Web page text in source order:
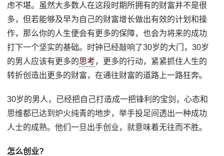
虑不堪。虽然大多数人在这段时期所拥有的财富并不是很
多，但若能够及早为自己的财富增长做出有效的计划和操
作，那么你的人生便会有更多的保障，也会为将来的成功
打下一个坚实的基础。时钟已经敲响了30岁的大门，30岁
的男人应该有更多的思考，更多的行动，紧紧抓住人生的
转折创造出更多的财富，在通往财富的道路上一路狂奔。
30岁的男人，已经把自己打造成一把锋利的宝剑，心态和
思维都已达到炉火纯青的地步，举手投足间透出一种成功
人士的成熟。他们一旦出手创业，就意味着无往而不胜。
怎么创业?